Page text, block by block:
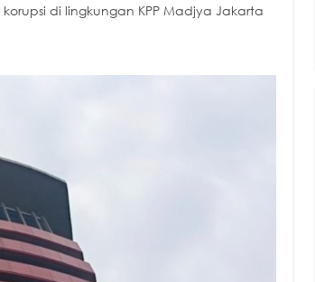
di lingkungan KPP Madjya Jakarta